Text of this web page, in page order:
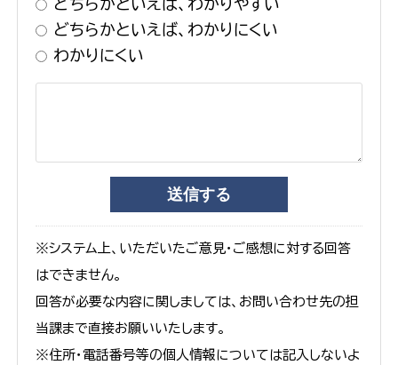
どちらかといえば、わかりやすい
どちらかといえば、わかりにくい
わかりにくい
※システム上、いただいたご意見・ご感想に対する回答
はできません。
回答が必要な内容に関しましては、お問い合わせ先の担
当課まで直接お願いいたします。
※住所・電話番号等の個人情報については記入しないよ